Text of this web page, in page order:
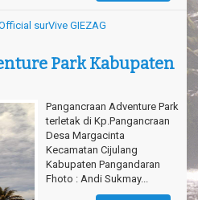
surVive GIEZAG
Park Kabupaten
Pangancraan Adventure Park
terletak di Kp.Pangancraan
Desa Margacinta
Kecamatan Cijulang
Kabupaten Pangandaran
Fhoto : Andi Sukmay...